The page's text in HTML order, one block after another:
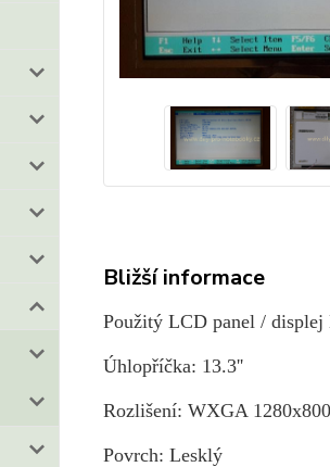
Bližší informace
Použitý LCD panel /
Úhlopříčka: 13.3''
Rozlišení: WXGA 1280x800
Povrch: Lesklý